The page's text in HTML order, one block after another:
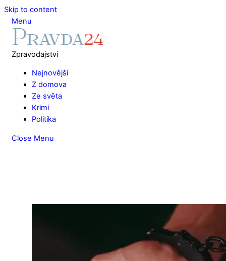
Skip to content
Menu
Zpravodajství
Nejnovější
Z domova
Ze světa
Krimi
Politika
Close Menu